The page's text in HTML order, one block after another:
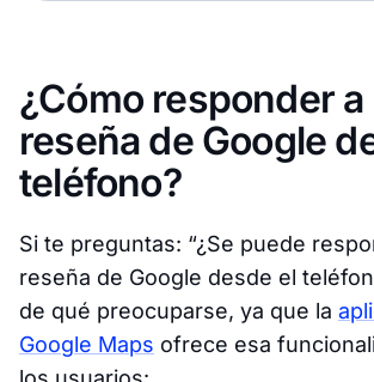
¿Cómo responder a
reseña de Google
teléfono?
Si te preguntas: “¿Se puede
reseña de Google desde el
de qué preocuparse, ya que la
Google Maps ofrece esa